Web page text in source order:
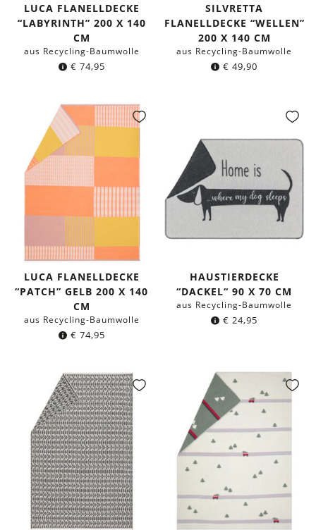
LUCA FLANELLDECKE
“LABYRINTH” 200 X 140
CM
aus Recycling-Baumwolle
€ 74,95
SILVRETTA
FLANELLDECKE “WELLEN”
200 X 140 CM
aus Recycling-Baumwolle
€ 49,90
LUCA FLANELLDECKE
“PATCH” GELB 200 X 140
CM
aus Recycling-Baumwolle
€ 74,95
HAUSTIERDECKE
“DACKEL“ 90 X 70 CM
aus Recycling-Baumwolle
€ 24,95